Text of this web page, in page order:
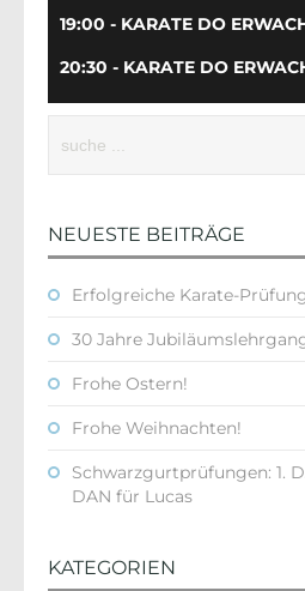
19:00 - KARATE DO
20:30 - KARATE DO
NEUESTE BEITRÄGE
Erfolgreiche Karate-
30 Jahre
Frohe Ostern!
Frohe Weihnachten!
Schwarzgurtprüfungen: 1.
DAN für Lucas
KATEGORIEN